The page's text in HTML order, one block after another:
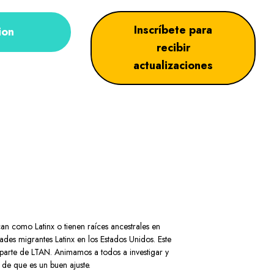
Inscríbete para
recibir
actualizaciones
como Latinx o tienen raíces ancestrales en
migrantes Latinx en los Estados Unidos. Este
de LTAN. Animamos a todos a investigar y
que es un buen ajuste.